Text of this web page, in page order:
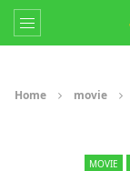
Home movie
MOVIE